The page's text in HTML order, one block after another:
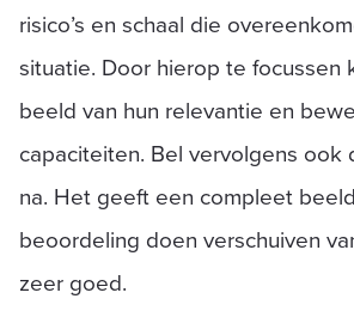
risico’s en schaal die
situatie. Door hierop te focussen
beeld van hun relevantie en
capaciteiten. Bel vervolgens ook
na. Het geeft een compleet
beoordeling doen verschuiven
zeer goed.